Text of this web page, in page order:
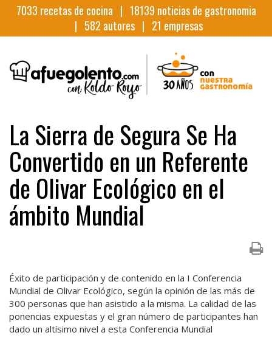
7033 recetas de cocina | 18139 noticias de gastronomia
| 582 autores | 21 empresas
La Sierra de Segura Se Ha
Convertido en un Referente
de Olivar Ecológico en el
ámbito Mundial
Éxito de participación y de contenido en la I Conferencia
Mundial de Olivar Ecológico, según la opinión de las más de
300 personas que han asistido a la misma. La calidad de las
ponencias expuestas y el gran número de participantes han
dado un altísimo nivel a esta Conferencia Mundial